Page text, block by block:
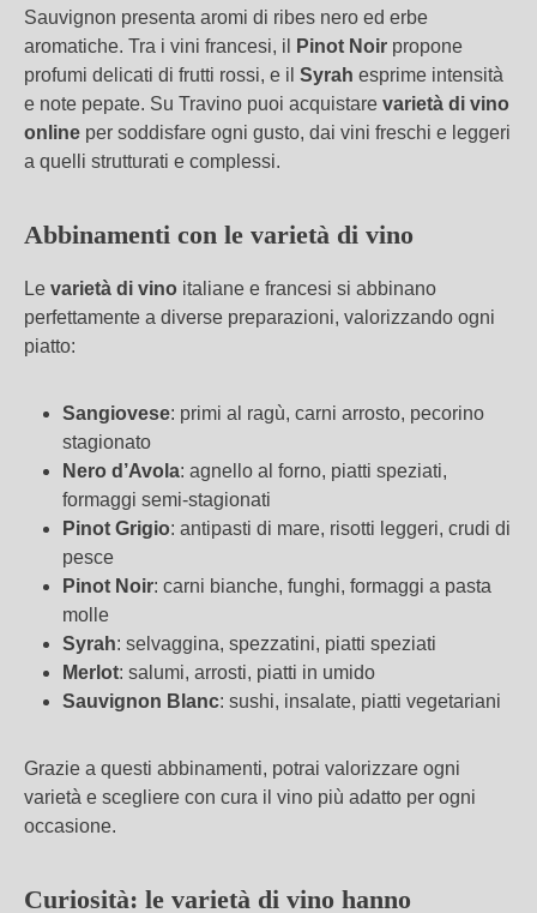
Sauvignon presenta aromi di ribes nero ed erbe
aromatiche. Tra i vini francesi, il
Pinot Noir propone
profumi delicati di frutti rossi, e il Syrah esprime intensità
e note pepate. Su Travino puoi acquistare varietà di vino
online per soddisfare ogni gusto, dai vini freschi e leggeri
a quelli strutturati e complessi.
Abbinamenti con le varietà di vino
Le varietà di vino italiane e francesi si abbinano
perfettamente a diverse preparazioni, valorizzando ogni
piatto:
Sangiovese: primi al ragù, carni arrosto, pecorino
stagionato
Nero d’Avola: agnello al forno, piatti speziati,
formaggi semi-stagionati
Pinot Grigio: antipasti di mare, risotti leggeri, crudi di
pesce
Pinot Noir: carni bianche, funghi, formaggi a pasta
molle
Syrah: selvaggina, spezzatini, piatti speziati
Merlot: salumi, arrosti, piatti in umido
Sauvignon Blanc: sushi, insalate, piatti vegetariani
Grazie a questi abbinamenti, potrai valorizzare ogni
varietà e scegliere con cura il vino più adatto per ogni
occasione.
Curiosità: le varietà di vino hanno